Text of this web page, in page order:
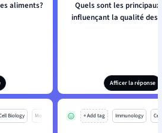
aliments?
Quels sont les
influençant la qualité des
Afficer la réponse
Biology Mo + Add tag Immunology